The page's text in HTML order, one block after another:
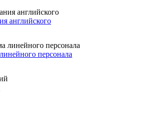
английского
персонала